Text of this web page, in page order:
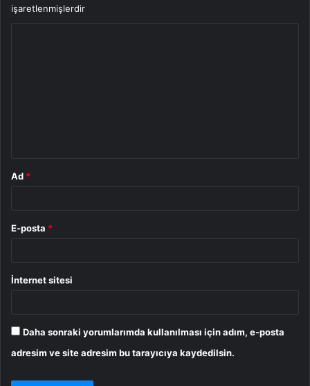
işaretlenmişlerdir
Ad *
E-posta *
İnternet sitesi
Daha sonraki yorumlarımda kullanılması için adım, e-posta
adresim ve site adresim bu tarayıcıya kaydedilsin.